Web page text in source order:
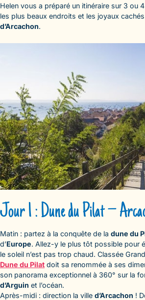
Helen vous a préparé un itinéraire sur 3 ou
les plus beaux endroits et les joyaux
d’Arcachon.
Jour 1 : Dune du Pilat –
Matin : partez à la conquête de la dune du
d’Europe. Allez-y le plus tôt possible pour
le soleil n’est pas trop chaud. Classée
Dune du Pilat doit sa renommée à ses
son panorama exceptionnel à 360° sur la
d’Arguin et l’océan.
Après-midi : direction la ville d’Arcachon !